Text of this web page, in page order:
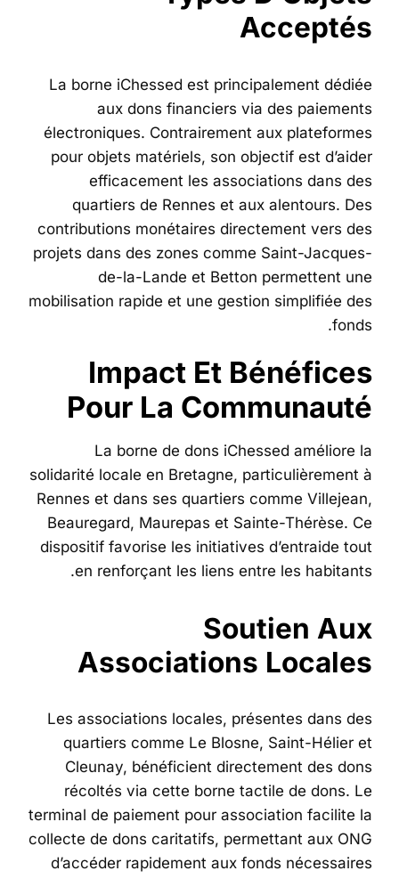
Acceptés
La borne iChessed est principalement dédiée
aux dons financiers via des paiements
électroniques. Contrairement aux plateformes
pour objets matériels, son objectif est d’aider
efficacement les associations dans des
quartiers de Rennes et aux alentours. Des
contributions monétaires directement vers des
projets dans des zones comme Saint-Jacques-
de-la-Lande et Betton permettent une
mobilisation rapide et une gestion simplifiée des
fonds.
Impact Et Bénéfices
Pour La Communauté
La borne de dons iChessed améliore la
solidarité locale en Bretagne, particulièrement à
Rennes et dans ses quartiers comme Villejean,
Beauregard, Maurepas et Sainte-Thérèse. Ce
dispositif favorise les initiatives d’entraide tout
en renforçant les liens entre les habitants.
Soutien Aux
Associations Locales
Les associations locales, présentes dans des
quartiers comme Le Blosne, Saint-Hélier et
Cleunay, bénéficient directement des dons
récoltés via cette borne tactile de dons. Le
terminal de paiement pour association facilite la
collecte de dons caritatifs, permettant aux ONG
d’accéder rapidement aux fonds nécessaires